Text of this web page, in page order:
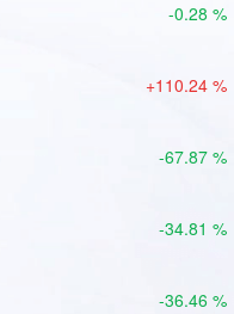
-0.28 %
+110.24 %
-67.87 %
-34.81 %
-36.46 %